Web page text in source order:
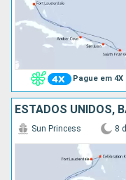
Pague em 4X
Sun Princess 8 d